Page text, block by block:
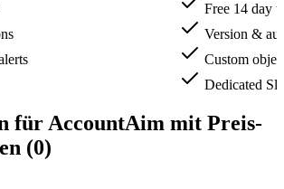
Free 14 day
Version &
Custom
Dedicated
für AccountAim mit Preis-
(0)